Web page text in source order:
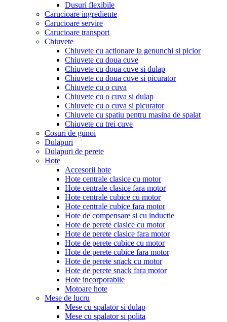
Dusuri flexibile
Carucioare ingrediente
Carucioare servire
Carucioare transport
Chiuvete
Chiuvete cu actionare la genunchi si picior
Chiuvete cu doua cuve
Chiuvete cu doua cuve si dulap
Chiuvete cu doua cuve si picurator
Chiuvete cu o cuva
Chiuvete cu o cuva si dulap
Chiuvete cu o cuva si picurator
Chiuvete cu spatiu pentru masina de spalat
Chiuvete cu trei cuve
Cosuri de gunoi
Dulapuri
Dulapuri de perete
Hote
Accesorii hote
Hote centrale clasice cu motor
Hote centrale clasice fara motor
Hote centrale cubice cu motor
Hote centrale cubice fara motor
Hote de compensare si cu inductie
Hote de perete clasice cu motor
Hote de perete clasice fara motor
Hote de perete cubice cu motor
Hote de perete cubice fara motor
Hote de perete snack cu motor
Hote de perete snack fara motor
Hote incorporabile
Motoare hote
Mese de lucru
Mese cu spalator si dulap
Mese cu spalator si polita